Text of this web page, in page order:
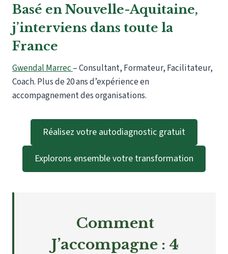
Basé en Nouvelle-Aquitaine,
j’interviens dans toute la
France
Gwendal Marrec– Consultant, Formateur, Facilitateur,
Coach. Plus de 20 ans d’expérience en
accompagnement des organisations.
Réalisez votre autodiagnostic gratuit
Explorons ensemble votre transformation
Comment
J’accompagne : 4